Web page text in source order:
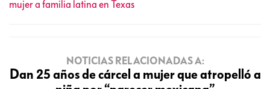
mujer a familia latina en Texas
NOTICIAS RELACIONADAS A:
Dan 25 años de cárcel a mujer que atropelló a